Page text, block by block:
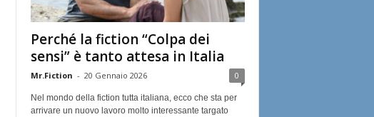
Perché la fiction “Colpa dei
sensi” è tanto attesa in Italia
Mr.Fiction - 20 Gennaio 2026 0
Nel mondo della fiction tutta italiana, ecco che sta per
arrivare un nuovo lavoro molto interessante targato